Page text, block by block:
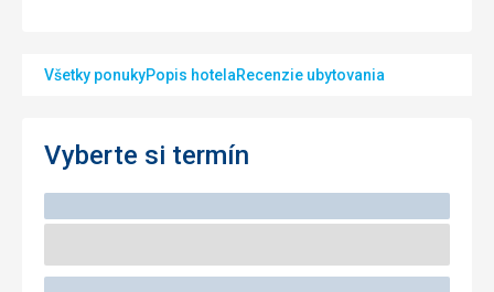
Všetky ponukyPopis hotelaRecenzie ubytovania
Vyberte si termín